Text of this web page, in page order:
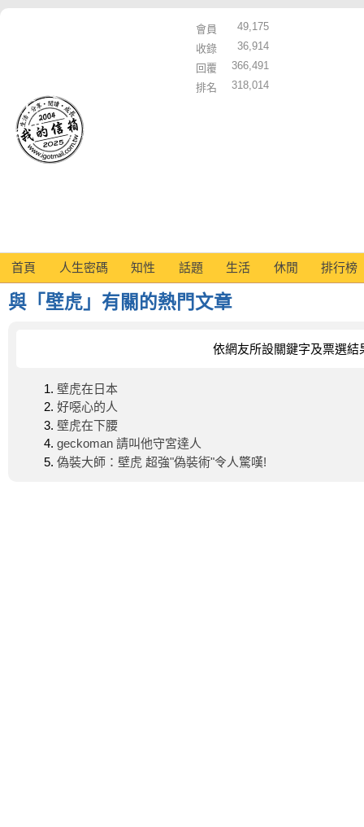
會員
49,175
收錄
36,914
回覆
366,491
排名
318,014
首頁 人生密碼 知性 話題 生活 休閒 排行榜
與「壁虎」有關的熱門文章
依網友所設關鍵字及票選結
壁虎在日本
好噁心的人
壁虎在下腰
geckoman 請叫他守宮達人
偽裝大師：壁虎 超強"偽裝術"令人驚嘆!